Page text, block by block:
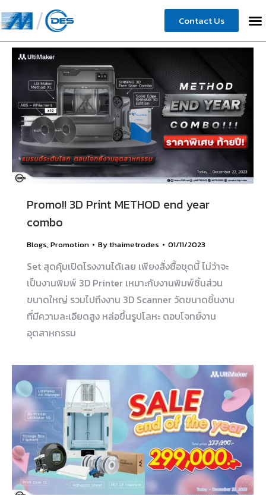
Contact Us
Promo!! 3D Print METHOD end year
combo
Blogs, Promotion Bythaimetrodes 01/11/2023
Set สุดคุ้มเปิดโรงงานได้เลย เพียงสั่งซื้อชุดนี้ ไม่ว่าจะ
เป็นงานพิมพ์ 3D Printer เหมาะกับงานพิมพ์ชิ้นส่วน
ขนาดใหญ่ รวมไปถึงงาน 3D Scanner วัดขนาดชิ้นงาน
ที่มีความละเอียดสูง หล่อขึ้นรูปโลหะ ตอบโจทย์งาน
อุตสาหกรรม